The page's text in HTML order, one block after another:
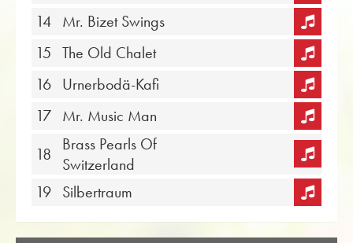
14
Mr. Bizet Swings
15
The Old Chalet
16
Urnerbodä-Kafi
17
Mr. Music Man
18
Brass Pearls Of
Switzerland
19
Silbertraum